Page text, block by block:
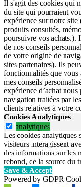
Il s'agit des cookies qui
du site qui pourraient
expérience sur notre site
produits consultés,
poursuivre vos achats.).
de nos conseils
de votre origine de
sites partenaires). Ils
fonctionnalités que vous
mes conseils
expérience d’achat nous
navigation traitées par
clients relatives à votre
Cookies Analytiques
analytiques
Les cookies analytiques
visiteurs interagissent
des informations sur les
rebond, de la source du
Save & Accept
Powered by GDPR